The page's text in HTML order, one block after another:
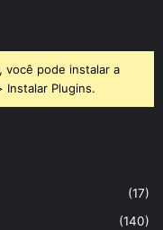
você pode instalar a
Instalar Plugins.
(17)
(140)